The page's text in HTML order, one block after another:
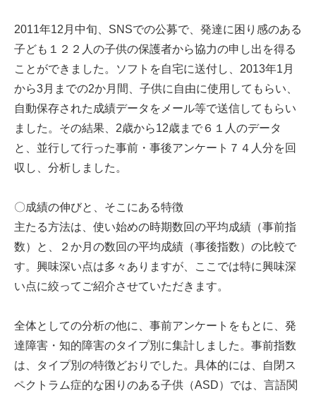
2011年12月中旬、SNSでの公募で、発達に困り感のある
子ども１２２人の子供の保護者から協力の申し出を得る
ことができました。ソフトを自宅に送付し、2013年1月
から3月までの2か月間、子供に自由に使用してもらい、
自動保存された成績データをメール等で送信してもらい
ました。その結果、2歳から12歳まで６１人のデータ
と、並行して行った事前・事後アンケート７４人分を回
収し、分析しました。
〇成績の伸びと、そこにある特徴
主たる方法は、使い始めの時期数回の平均成績（事前指
数）と、２か月の数回の平均成績（事後指数）の比較で
す。興味深い点は多々ありますが、ここでは特に興味深
い点に絞ってご紹介させていただきます。
全体としての分析の他に、事前アンケートをもとに、発
達障害・知的障害のタイプ別に集計しました。事前指数
は、タイプ別の特徴どおりでした。具体的には、自閉ス
ペクトラム症的な困りのある子供（ASD）では、言語関